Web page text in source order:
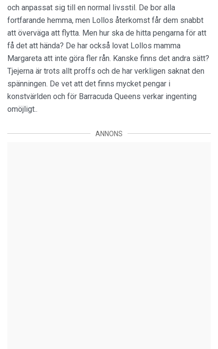
och anpassat sig till en normal livsstil. De bor alla
fortfarande hemma, men Lollos återkomst får dem snabbt
att överväga att flytta. Men hur ska de hitta pengarna för att
få det att hända? De har också lovat Lollos mamma
Margareta att inte göra fler rån. Kanske finns det andra sätt?
Tjejerna är trots allt proffs och de har verkligen saknat den
spänningen. De vet att det finns mycket pengar i
konstvärlden och för Barracuda Queens verkar ingenting
omöjligt..
ANNONS